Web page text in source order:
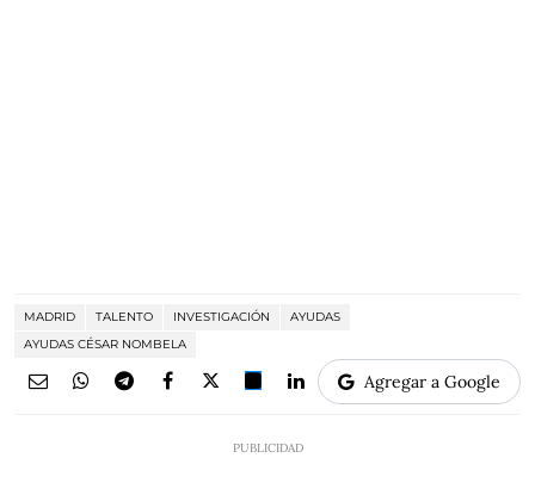
MADRID TALENTO INVESTIGACIÓN
AYUDAS
AYUDAS CÉSAR NOMBELA
Agregar a Google